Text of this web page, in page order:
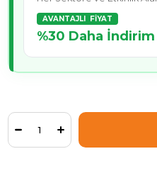
AVANTAJLI FIYAT
%30 Daha İndirim